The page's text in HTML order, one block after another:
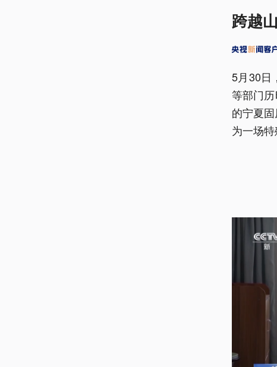
跨越
5月30日
等部门
的宁夏
为一场特